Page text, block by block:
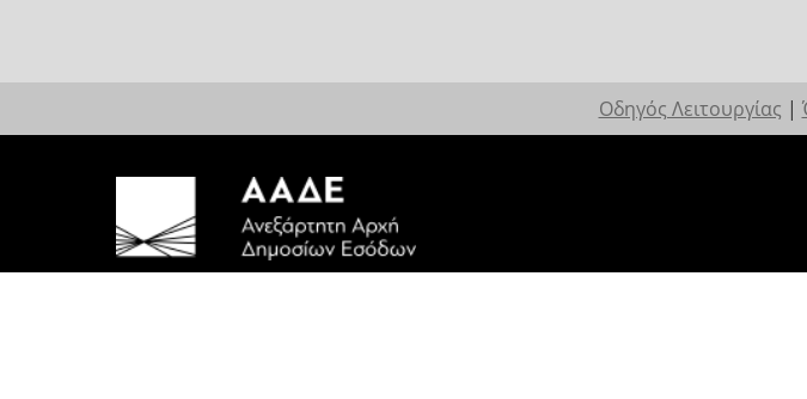
Οδηγός Λειτουργίας |